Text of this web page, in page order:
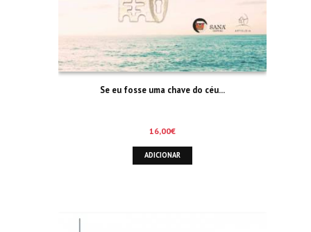
Se eu fosse uma chave do céu…
16,00€
ADICIONAR